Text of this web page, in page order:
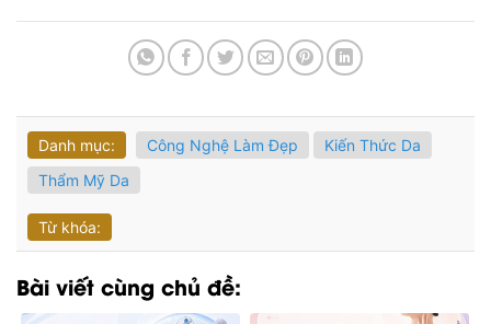
Danh mục: Công Nghệ Làm Đẹp
Kiến Thức Da
Thẩm Mỹ Da
Từ khóa:
Bài viết cùng chủ đề: